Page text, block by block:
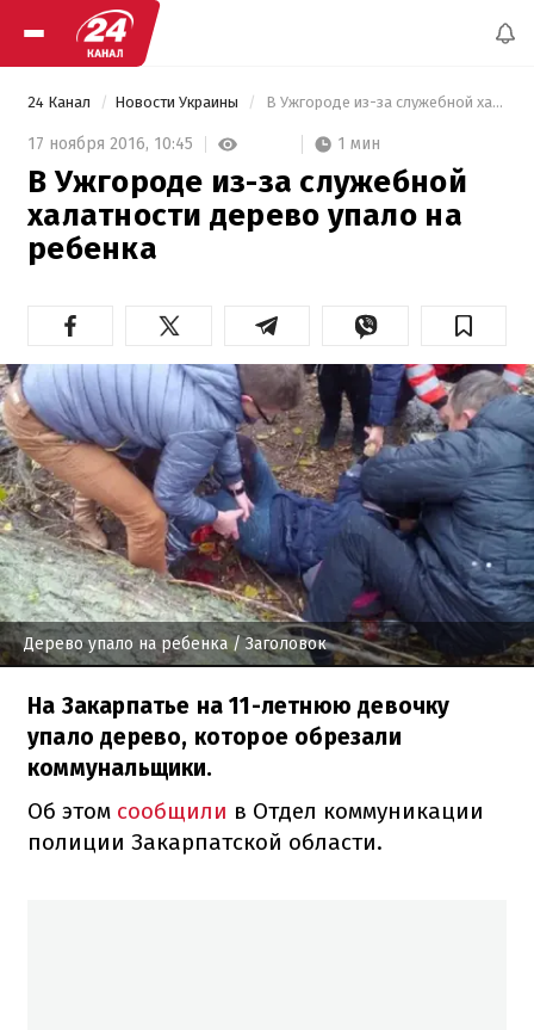
24 Канал Новости Украины В Ужгороде из-за служебной халатности дерево упало на ребенка
17 ноября 2016, 10:45 1 мин
В Ужгороде из-за служебной
халатности дерево упало на
ребенка
Дерево упало на ребенка / Заголовок
На Закарпатье на 11-летнюю девочку
упало дерево, которое обрезали
коммунальщики.
Об этом сообщили в Отдел коммуникации
полиции Закарпатской области.